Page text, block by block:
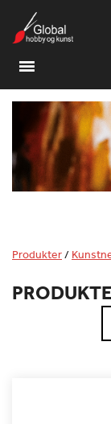
Produkter/